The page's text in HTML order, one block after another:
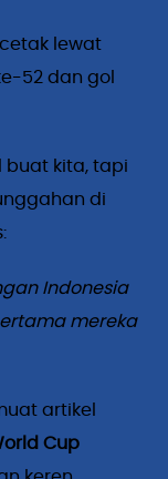
lewat
52 dan gol
buat kita, tapi
di
Indonesia
mereka
artikel
Cup